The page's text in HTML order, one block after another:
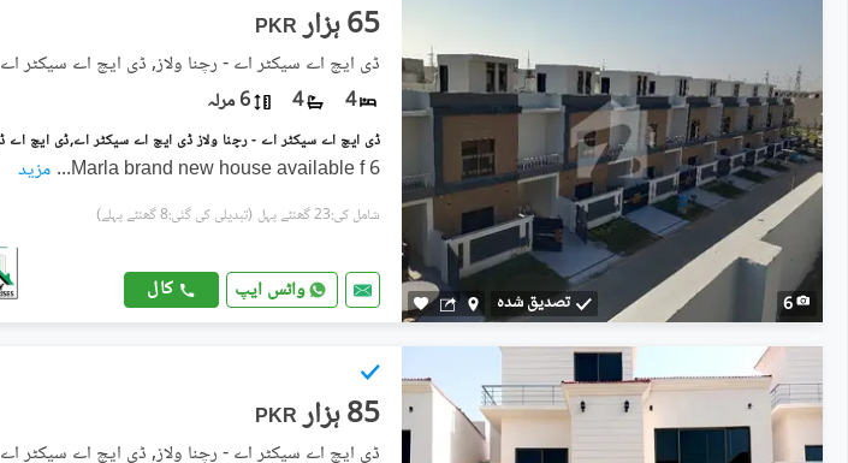
6 تصدیق شدہ
PKR 65 ہزار
ڈی ایچ اے سیکٹر اے - رچنا ولاز, ڈی ایچ اے سیکٹر اے
4
4 6 مرلہ
6 Marla brand new house available f
... مزید
شامل کی:23 گھنٹے پہل (تبدیلی کی گئی:8 گھنٹے پہلے)
واٹس ایپ کال
PKR 85 ہزار
ڈی ایچ اے سیکٹر اے - رچنا ولاز, ڈی ایچ اے سیکٹر اے